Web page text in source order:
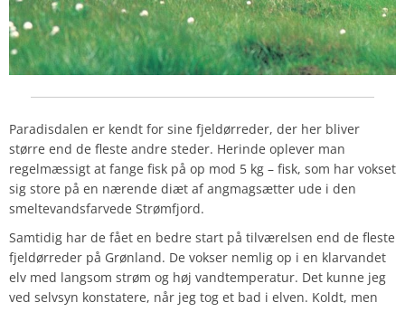
Paradisdalen er kendt for sine fjeldørreder, der her bliver
større end de fleste andre steder. Herinde oplever man
regelmæssigt at fange fisk på op mod 5 kg – fisk, som har vokset
sig store på en nærende diæt af angmagsætter ude i den
smeltevandsfarvede Strømfjord.
Samtidig har de fået en bedre start på tilværelsen end de fleste
fjeldørreder på Grønland. De vokser nemlig op i en klarvandet
elv med langsom strøm og høj vandtemperatur. Det kunne jeg
ved selvsyn konstatere, når jeg tog et bad i elven. Koldt, men